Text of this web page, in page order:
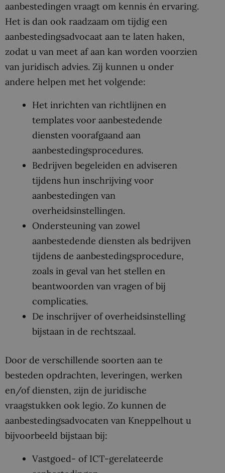
aanbestedingen vraagt om kennis én ervaring.
Het is dan ook raadzaam om tijdig een
aanbestedingsadvocaat aan te laten haken,
zodat u van meet af aan kan worden voorzien
van juridisch advies. Zij kunnen u onder
andere helpen met het volgende:
Het inrichten van richtlijnen en
templates voor aanbestedende
diensten voorafgaand aan
aanbestedingsprocedures.
Bedrijven begeleiden en adviseren
tijdens hun inschrijving voor
aanbestedingen van
overheidsinstellingen.
Ondersteuning van zowel
aanbestedende diensten als bedrijven
tijdens de aanbestedingsprocedure,
zoals in geval van het stellen en
beantwoorden van vragen of bij
complicaties.
De inschrijver of overheidsinstelling
bijstaan in de rechtszaal.
Door de verschillende soorten aan te
besteden opdrachten, leveringen, werken
en/of diensten, zijn de juridische
vraagstukken ook legio. Zo kunnen de
aanbestedingsadvocaten van Kneppelhout u
bijvoorbeeld bijstaan bij:
Vastgoed- of ICT-gerelateerde